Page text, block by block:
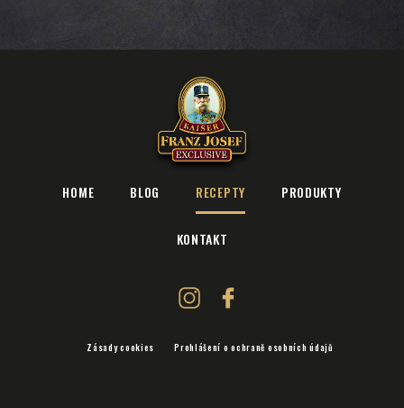
HOME BLOG RECEPTY PRODUKTY
KONTAKT
Zásady cookies Prohlášení o ochraně osobních údajů